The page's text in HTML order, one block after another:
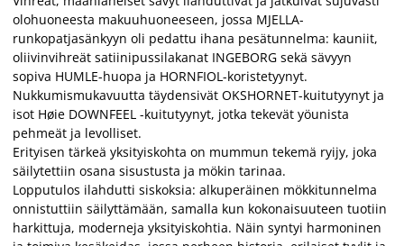
olohuoneesta makuuhuoneeseen, jossa MJELLA-
runkopatjasänkyyn oli pedattu ihana pesätunnelma: kauniit,
oliivinvihreät satiinipussilakanat INGEBORG sekä sävyyn
sopiva HUMLE-huopa ja HORNFIOL-koristetyynyt.
Nukkumismukavuutta täydensivät OKSHORNET-kuitutyynyt ja
isot Høie DOWNFEEL -kuitutyynyt, jotka tekevät yöunista
pehmeät ja levolliset.
Erityisen tärkeä yksityiskohta on mummun tekemä ryijy, joka
säilytettiin osana sisustusta ja mökin tarinaa.
Lopputulos ilahdutti siskoksia: alkuperäinen mökkitunnelma
onnistuttiin säilyttämään, samalla kun kokonaisuuteen tuotiin
harkittuja, moderneja yksityiskohtia. Näin syntyi harmoninen